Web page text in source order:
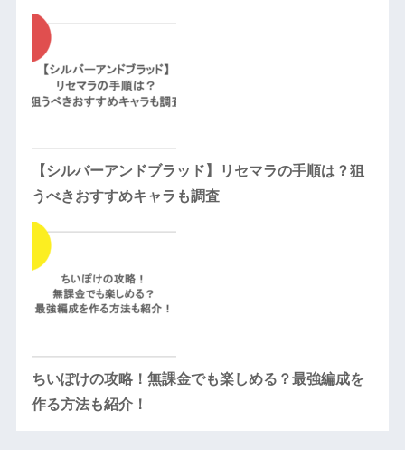
【シルバーアンドブラッド】リセマラの手順は？狙
うべきおすすめキャラも調査
ちいぽけの攻略！無課金でも楽しめる？最強編成を
作る方法も紹介！